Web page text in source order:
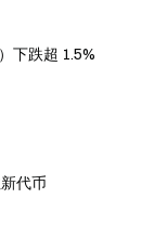
下跌超 1.5%
代币